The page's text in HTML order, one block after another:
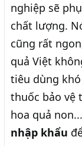
nghiệp sẽ
chất lượng.
cũng rất
quả Việt
tiêu dùng
thuốc bảo vệ
hoa quả
nhập khẩu